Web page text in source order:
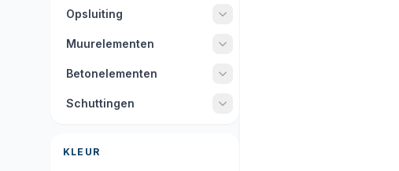
Opsluiting
Muurelementen
Betonelementen
Schuttingen
KLEUR